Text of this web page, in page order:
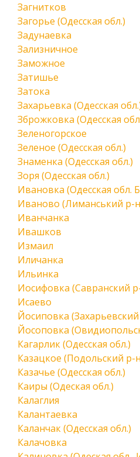
Загнитков
Загорье (Одесская обл.)
Задунаевка
Зализничное
Заможное
Затишье
Затока
Захарьевка (Одесская
Зброжковка (Одесская
Зеленогорское
Зеленое (Одесская обл.)
Знаменка (Одесская обл.)
Зоря (Одесская обл.)
Ивановка (Одесская обл.
Иваново (Лиманський р-
Иванчанка
Ивашков
Измаил
Иличанка
Ильинка
Иосифовка (Савранский
Исаево
Йосиповка
Йосоповка
Кагарлик (Одесская обл.)
Казацкое (Подольский р-
Казачье (Одесская обл.)
Каиры (Одеская обл.)
Калаглия
Калантаевка
Каланчак (Одесская обл.)
Калачовка